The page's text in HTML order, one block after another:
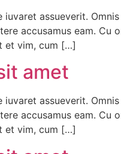
assueverit.
accusamus eam.
et vim, cum […]
amet
assueverit.
accusamus eam.
et vim, cum […]